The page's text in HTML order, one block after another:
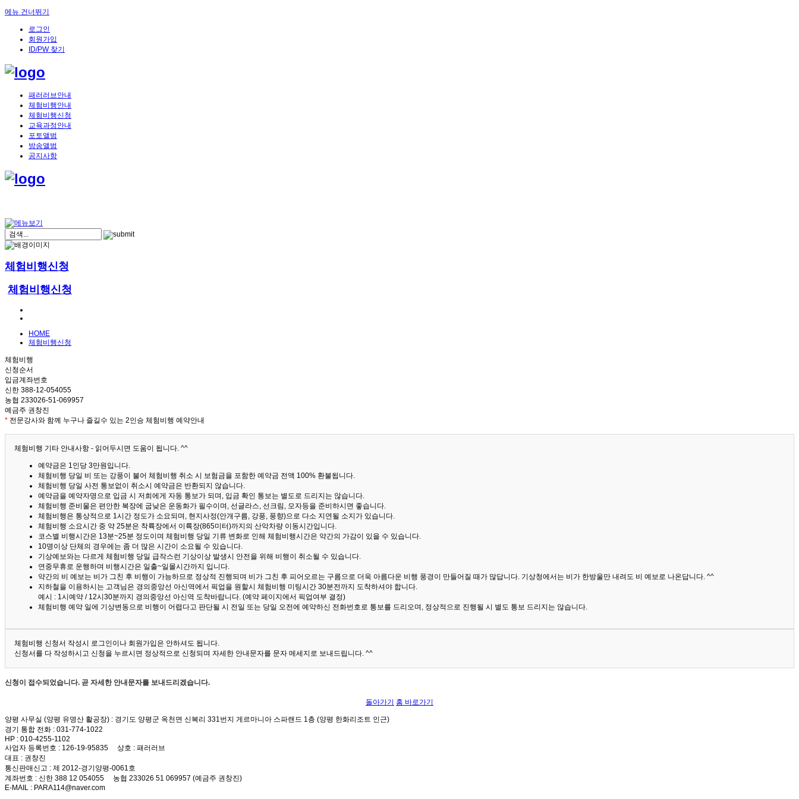
메뉴 건너뛰기
로그인
회원가입
ID/PW 찾기
패러러브안내
체험비행안내
체험비행신청
교육과정안내
포토앨범
방송앨범
공지사항
체험비행신청
체험비행신청
HOME
체험비행신청
체험비행
신청순서
입금계좌번호
신한 388-12-054055
농협 233026-51-069957
예금주 권창진
* 전문강사와 함께 누구나 즐길수 있는 2인승 체험비행 예약안내
체험비행 기타 안내사항 - 읽어두시면 도움이 됩니다. ^^
예약금은 1인당 3만원입니다.
체험비행 당일 비 또는 강풍이 불어 체험비행 취소 시 보험금을 포함한 예약금 전액 100% 환불됩니다.
체험비행 당일 사전 통보없이 취소시 예약금은 반환되지 않습니다.
예약금을 예약자명으로 입금 시 저희에게 자동 통보가 되며, 입금 확인 통보는 별도로 드리지는 않습니다.
체험비행 준비물은 편안한 복장에 굽낮은 운동화가 필수이며, 선글라스, 선크림, 모자등을 준비하시면 좋습니다.
체험비행은 통상적으로 1시간 정도가 소요되며, 현지사정(안개구름, 강풍, 풍향)으로 다소 지연될 소지가 있습니다.
체험비행 소요시간 중 약 25분은 착륙장에서 이륙장(865미터)까지의 산악차량 이동시간입니다.
코스별 비행시간은 13분~25분 정도이며 체험비행 당일 기류 변화로 인해 체험비행시간은 약간의 가감이 있을 수 있습니다.
10명이상 단체의 경우에는 좀 더 많은 시간이 소요될 수 있습니다.
기상예보와는 다르게 체험비행 당일 급작스런 기상이상 발생시 안전을 위해 비행이 취소될 수 있습니다.
연중무휴로 운행하며 비행시간은 일출~일몰시간까지 입니다.
약간의 비 예보는 비가 그친 후 비행이 가능하므로 정상적 진행되며 비가 그친 후 피어오르는 구름으로 더욱 아름다운 비행 풍경이 만들어질 때가 많답니다. 기상청에서는 비가 한방울만 내려도 비 예보로 나온답니다. ^^
지하철을 이용하시는 고객님은 경의중앙선 아신역에서 픽업을 원할시 체험비행 미팅시간 30분전까지 도착하셔야 합니다.
예시 : 1시예약 / 12시30분까지 경의중앙선 아신역 도착바랍니다. (예약 페이지에서 픽업여부 결정)
체험비행 예약 일에 기상변동으로 비행이 어렵다고 판단될 시 전일 또는 당일 오전에 예약하신 전화번호로 통보를 드리오며, 정상적으로 진행될 시 별도 통보 드리지는 않습니다.
체험비행 신청서 작성시 로그인이나 회원가입은 안하셔도 됩니다.
신청서를 다 작성하시고 신청을 누르시면 정상적으로 신청되며 자세한 안내문자를 문자 메세지로 보내드립니다. ^^
신청이 접수되었습니다. 곧 자세한 안내문자를 보내드리겠습니다.
돌아가기 홈 바로가기
양평 사무실 (양평 유명산 활공장) : 경기도 양평군 옥천면 신복리 331번지 게르마니아 스파랜드 1층 (양평 한화리조트 인근)
경기 통합 전화 : 031-774-1022
HP : 010-4255-1102
사업자 등록번호 : 126-19-95835 상호 : 패러러브
대표 : 권창진
통신판매신고 : 제 2012-경기양평-0061호
계좌번호 : 신한 388 12 054055 농협 233026 51 069957 (예금주 권창진)
E-MAIL : PARA114@naver.com